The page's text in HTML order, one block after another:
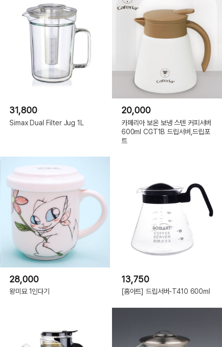
31,800
Simax Dual Filter Jug 1L
20,000
카페리아 보온 보냉 스텐 커피서버
600ml CGT1B 드립서버,드립포
트
28,000
왕미묘 1인다기
13,750
[홈아트] 드립서버-T410 600ml